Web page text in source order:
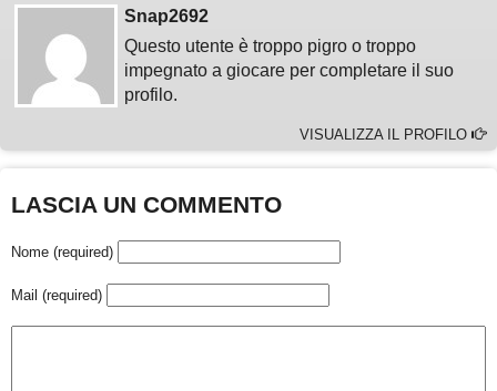
Snap2692
Questo utente è troppo pigro o troppo
impegnato a giocare per completare il suo
profilo.
VISUALIZZA IL PROFILO
LASCIA UN COMMENTO
Nome (required)
Mail (required)